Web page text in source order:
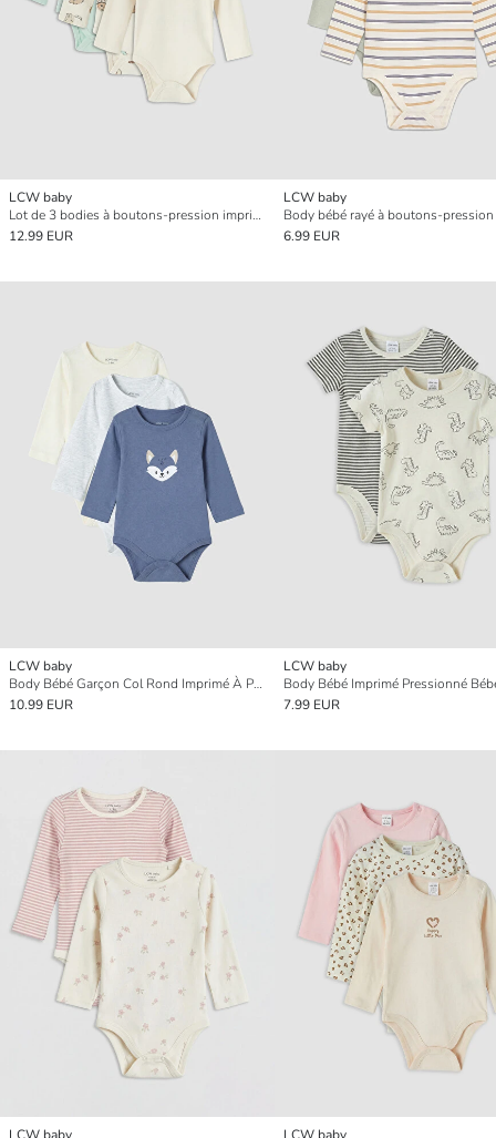
LCW baby
Lot de 3 bodies à boutons-pression imprimés pour bébé garçon
12.99 EUR
LCW baby
6.99 EUR
LCW baby
Body Bébé Garçon Col Rond Imprimé À Pressions Lot De 3
10.99 EUR
LCW baby
7.99 EUR
LCW baby LCW baby